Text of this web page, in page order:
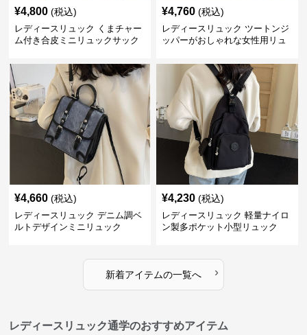
¥4,800 (税込)
レディースリュック くまチャー
ム付き合皮ミニリュックサック
¥4,760 (税込)
レディースリュック ツートンジ
ッパーがおしゃれな女性用リュ
¥4,660 (税込)
レディースリュック デニム調ベ
ルトデザインミニリュック
¥4,230 (税込)
レディースリュック 軽量ナイロ
ン製多ポケット小型リュック
新着アイテムの一覧へ ›
レディースリュック通学のおすすめアイテム